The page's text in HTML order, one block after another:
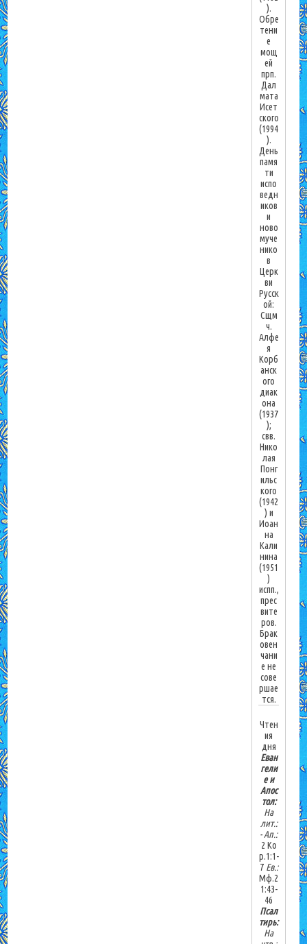
).
Обре
тени
е
мощ
ей
прп.
Дал
мата
Исет
ского
(1994
).
День
памя
ти
испо
ведн
иков
и
ново
муче
нико
в
Церк
ви
Русск
ой:
Сщм
ч.
Алфе
я
Корб
анск
ого
диак
она
(1937
);
свв.
Нико
лая
Понг
ильс
кого
(1942
) и
Иоан
на
Кали
нина
(1951
)
испп.,
прес
вите
ров.
Брак
овен
чани
е не
сове
ршае
тся.
Чтен
ия
дня
Еван
гели
е и
Апос
тол:
На
лит.:
-Ап.:
2 Ко
р.1:1-
7Ев.:
Мф.2
1:43-
46
Псал
тирь:
На